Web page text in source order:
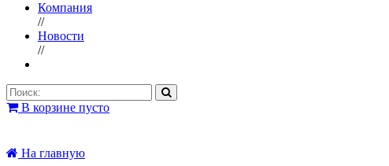
Компания
//
Новости
//
В корзине пусто
На главную